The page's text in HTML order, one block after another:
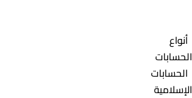
أنواع
الحسابات
الحسابات
الإسلامية